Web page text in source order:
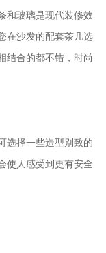
和玻璃是现代装修效
在沙发的配套茶几选
结合的都不错，时尚
择一些造型别致的
使人感受到更有安全